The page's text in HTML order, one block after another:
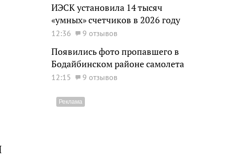
ИЭСК установила 14 тысяч
«умных» счетчиков в 2026 году
12:36 9 отзывов
Появились фото пропавшего в
Бодайбинском районе самолета
12:15 9 отзывов